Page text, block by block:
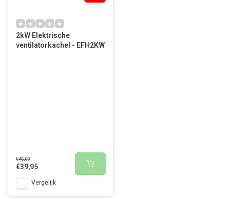
2kW Elektrische
ventilatorkachel - EFH2KW
€45,00
€39,95
Vergelijk